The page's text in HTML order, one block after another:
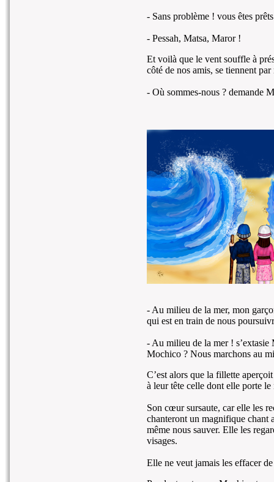
- Sans problème ! vous êtes
- Pessah, Matsa, Maror !
Et voilà que le vent souffle à
côté de nos amis, se tiennent
- Où sommes-nous ? demande
- Au milieu de la mer, mon
qui est en train de nous
- Au milieu de la mer ! s’extasie
Mochico ? Nous marchons au
C’est alors que la fillette
à leur tête celle dont elle porte le
Son cœur sursaute, car elle les
chanteront un magnifique chant
même nous sauver. Elle les
visages.
Elle ne veut jamais les effacer